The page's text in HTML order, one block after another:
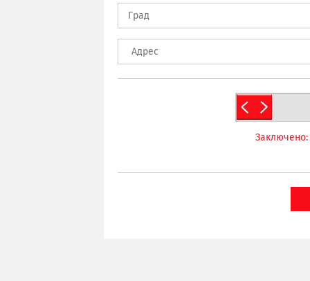
Заключено: